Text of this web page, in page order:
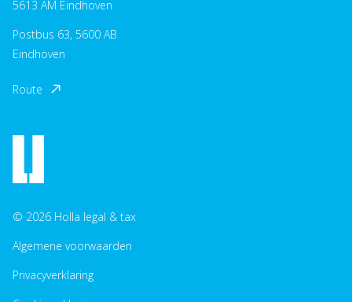
5613 AM Eindhoven
Postbus 63, 5600 AB
Eindhoven
Route
© 2026 Holla legal & tax
Algemene voorwaarden
Privacyverklaring